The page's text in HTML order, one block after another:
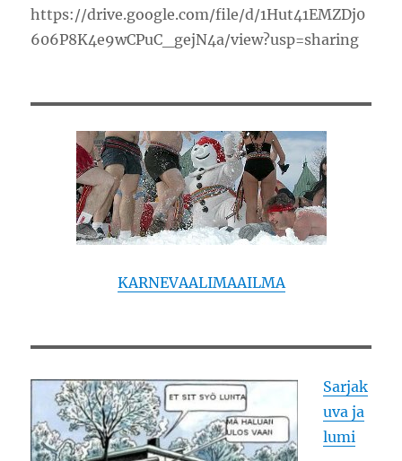
https://drive.google.com/file/d/1Hut41EMZDj0
606P8K4e9wCPuC_gejN4a/view?usp=sharing
KARNEVAALIMAAILMA
Sarjak
uva ja
lumi